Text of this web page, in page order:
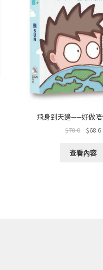
飛身到天邊——好做
$78.0 $68.6
查看內容